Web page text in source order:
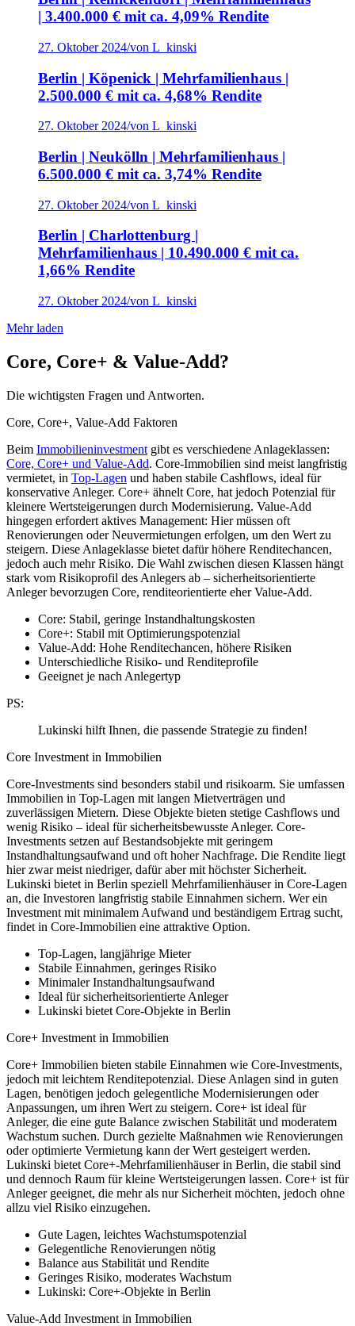
| 3.400.000 € mit ca. 4,09% Rendite
27. Oktober 2024/von L_kinski
Berlin | Köpenick | Mehrfamilienhaus |
2.500.000 € mit ca. 4,68% Rendite
27. Oktober 2024/von L_kinski
Berlin | Neukölln | Mehrfamilienhaus |
6.500.000 € mit ca. 3,74% Rendite
27. Oktober 2024/von L_kinski
Berlin | Charlottenburg |
Mehrfamilienhaus | 10.490.000 € mit ca.
1,66% Rendite
27. Oktober 2024/von L_kinski
Mehr laden
Core, Core+ & Value-Add?
Die wichtigsten Fragen und Antworten.
Core, Core+, Value-Add Faktoren
Beim Immobilieninvestment gibt es verschiedene Anlageklassen:
Core, Core+ und Value-Add. Core-Immobilien sind meist langfristig
vermietet, in Top-Lagen und haben stabile Cashflows, ideal für
konservative Anleger. Core+ ähnelt Core, hat jedoch Potenzial für
kleinere Wertsteigerungen durch Modernisierung. Value-Add
hingegen erfordert aktives Management: Hier müssen oft
Renovierungen oder Neuvermietungen erfolgen, um den Wert zu
steigern. Diese Anlageklasse bietet dafür höhere Renditechancen,
jedoch auch mehr Risiko. Die Wahl zwischen diesen Klassen hängt
stark vom Risikoprofil des Anlegers ab – sicherheitsorientierte
Anleger bevorzugen Core, renditeorientierte eher Value-Add.
Core: Stabil, geringe Instandhaltungskosten
Core+: Stabil mit Optimierungspotenzial
Value-Add: Hohe Renditechancen, höhere Risiken
Unterschiedliche Risiko- und Renditeprofile
Geeignet je nach Anlegertyp
PS:
Lukinski hilft Ihnen, die passende Strategie zu finden!
Core Investment in Immobilien
Core-Investments sind besonders stabil und risikoarm. Sie umfassen
Immobilien in Top-Lagen mit langen Mietverträgen und
zuverlässigen Mietern. Diese Objekte bieten stetige Cashflows und
wenig Risiko – ideal für sicherheitsbewusste Anleger. Core-
Investments setzen auf Bestandsobjekte mit geringem
Instandhaltungsaufwand und oft hoher Nachfrage. Die Rendite liegt
hier zwar meist niedriger, dafür aber mit höchster Sicherheit.
Lukinski bietet in Berlin speziell Mehrfamilienhäuser in Core-Lagen
an, die Investoren langfristig stabile Einnahmen sichern. Wer ein
Investment mit minimalem Aufwand und beständigem Ertrag sucht,
findet in Core-Immobilien eine attraktive Option.
Top-Lagen, langjährige Mieter
Stabile Einnahmen, geringes Risiko
Minimaler Instandhaltungsaufwand
Ideal für sicherheitsorientierte Anleger
Lukinski bietet Core-Objekte in Berlin
Core+ Investment in Immobilien
Core+ Immobilien bieten stabile Einnahmen wie Core-Investments,
jedoch mit leichtem Renditepotenzial. Diese Anlagen sind in guten
Lagen, benötigen jedoch gelegentliche Modernisierungen oder
Anpassungen, um ihren Wert zu steigern. Core+ ist ideal für
Anleger, die eine gute Balance zwischen Stabilität und moderatem
Wachstum suchen. Durch gezielte Maßnahmen wie Renovierungen
oder optimierte Vermietung kann der Wert gesteigert werden.
Lukinski bietet Core+-Mehrfamilienhäuser in Berlin, die stabil sind
und dennoch Raum für kleine Wertsteigerungen lassen. Core+ ist für
Anleger geeignet, die mehr als nur Sicherheit möchten, jedoch ohne
allzu viel Risiko einzugehen.
Gute Lagen, leichtes Wachstumspotenzial
Gelegentliche Renovierungen nötig
Balance aus Stabilität und Rendite
Geringes Risiko, moderates Wachstum
Lukinski: Core+-Objekte in Berlin
Value-Add Investment in Immobilien